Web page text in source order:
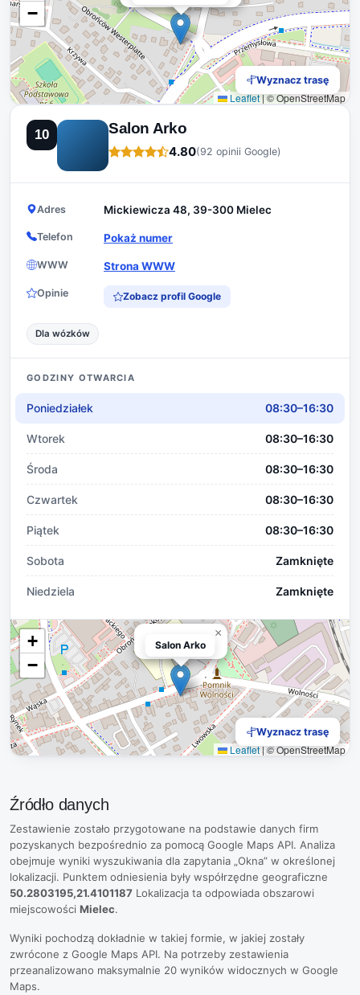
−
Leaflet|© OpenStreetMap
Wyznacz trasę
10 Salon Arko
4.80(92 opinii Google)
Adres Mickiewicza 48, 39-300 Mielec
Telefon Pokaż numer
WWW Strona WWW
Opinie Zobacz profil Google
Dla wózków
GODZINY OTWARCIA
Poniedziałek 08:30–16:30
Wtorek 08:30–16:30
Środa 08:30–16:30
Czwartek 08:30–16:30
Piątek 08:30–16:30
Sobota Zamknięte
Niedziela Zamknięte
Salon Arko
×
+
−
Leaflet|© OpenStreetMap
Salon Arko
Wyznacz trasę
Źródło danych
Zestawienie zostało przygotowane na podstawie danych firm
pozyskanych bezpośrednio za pomocą Google Maps API. Analiza
obejmuje wyniki wyszukiwania dla zapytania „Okna” w określonej
lokalizacji. Punktem odniesienia były współrzędne geograficzne
50.2803195,21.4101187 Lokalizacja ta odpowiada obszarowi
miejscowości Mielec.
Wyniki pochodzą dokładnie w takiej formie, w jakiej zostały
zwrócone z Google Maps API. Na potrzeby zestawienia
przeanalizowano maksymalnie 20 wyników widocznych w Google
Maps.